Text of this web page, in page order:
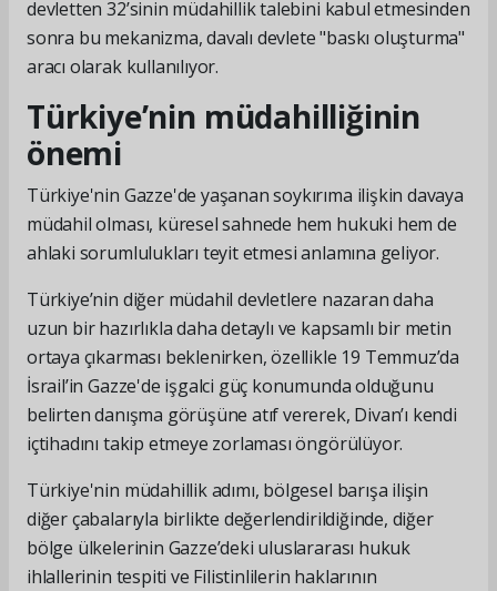
devletten 32’sinin müdahillik talebini kabul etmesinden
sonra bu mekanizma, davalı devlete "baskı oluşturma"
aracı olarak kullanılıyor.
Türkiye’nin müdahilliğinin
önemi
Türkiye'nin Gazze'de yaşanan soykırıma ilişkin davaya
müdahil olması, küresel sahnede hem hukuki hem de
ahlaki sorumlulukları teyit etmesi anlamına geliyor.
Türkiye’nin diğer müdahil devletlere nazaran daha
uzun bir hazırlıkla daha detaylı ve kapsamlı bir metin
ortaya çıkarması beklenirken, özellikle 19 Temmuz’da
İsrail’in Gazze'de işgalci güç konumunda olduğunu
belirten danışma görüşüne atıf vererek, Divan’ı kendi
içtihadını takip etmeye zorlaması öngörülüyor.
Türkiye'nin müdahillik adımı, bölgesel barışa ilişin
diğer çabalarıyla birlikte değerlendirildiğinde, diğer
bölge ülkelerinin Gazze’deki uluslararası hukuk
ihlallerinin tespiti ve Filistinlilerin haklarının